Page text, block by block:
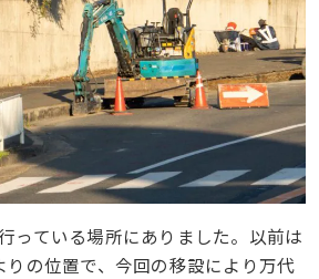
っている場所にありました。以前は
りの位置で、今回の移設により万代